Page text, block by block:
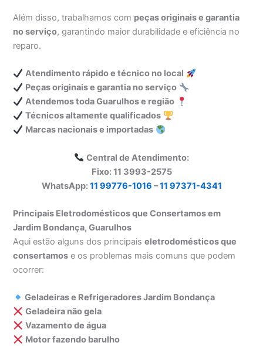
Além disso, trabalhamos com peças originais e garantia
no serviço, garantindo maior durabilidade e eficiência no
reparo.
Atendimento rápido e técnico no local
Peças originais e garantia no serviço
Atendemos toda Guarulhos e região
Técnicos altamente qualificados
Marcas nacionais e importadas
Central de Atendimento:
Fixo: 11 3993-2575
WhatsApp:11 99776-1016 –11 97371-4341
Principais Eletrodomésticos que Consertamos em
Jardim Bondança, Guarulhos
Aqui estão alguns dos principaiseletrodomésticos que
consertamos e os problemas mais comuns que podem
ocorrer:
Geladeiras e Refrigeradores Jardim Bondança
Geladeira não gela
Vazamento de água
Motor fazendo barulho